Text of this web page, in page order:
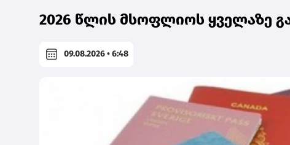
2026 წლის მსოფლიოს ყველაზე
09.08.2026 • 6:48